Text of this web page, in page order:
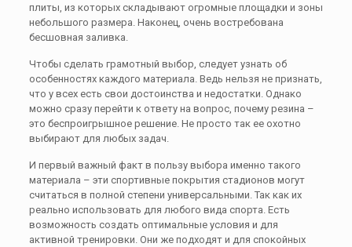
плиты, из которых складывают огромные площадки и зоны
небольшого размера. Наконец, очень востребована
бесшовная заливка.
Чтобы сделать грамотный выбор, следует узнать об
особенностях каждого материала. Ведь нельзя не признать,
что у всех есть свои достоинства и недостатки. Однако
можно сразу перейти к ответу на вопрос, почему резина –
это беспроигрышное решение. Не просто так ее охотно
выбирают для любых задач.
И первый важный факт в пользу выбора именно такого
материала – эти спортивные покрытия стадионов могут
считаться в полной степени универсальными. Так как их
реально использовать для любого вида спорта. Есть
возможность создать оптимальные условия и для
активной тренировки. Они же подходят и для спокойных